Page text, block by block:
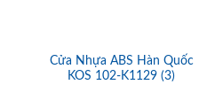
Cửa Nhựa ABS Hàn Quốc
KOS 102-K1129 (3)